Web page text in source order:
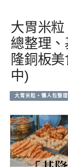
大胃米
總整理
隆銅板
中)
大胃米粒。懶人包整理